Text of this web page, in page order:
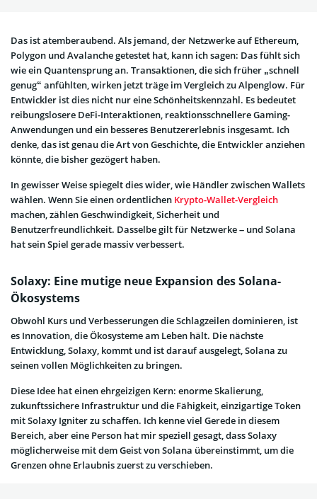
Das ist atemberaubend. Als jemand, der Netzwerke auf Ethereum,
Polygon und Avalanche getestet hat, kann ich sagen: Das fühlt sich
wie ein Quantensprung an. Transaktionen, die sich früher „schnell
genug“ anfühlten, wirken jetzt träge im Vergleich zu Alpenglow. Für
Entwickler ist dies nicht nur eine Schönheitskennzahl. Es bedeutet
reibungslosere DeFi-Interaktionen, reaktionsschnellere Gaming-
Anwendungen und ein besseres Benutzererlebnis insgesamt. Ich
denke, das ist genau die Art von Geschichte, die Entwickler anziehen
könnte, die bisher gezögert haben.
In gewisser Weise spiegelt dies wider, wie Händler zwischen Wallets
wählen. Wenn Sie einen ordentlichen Krypto-Wallet-Vergleich
machen, zählen Geschwindigkeit, Sicherheit und
Benutzerfreundlichkeit. Dasselbe gilt für Netzwerke – und Solana
hat sein Spiel gerade massiv verbessert.
Solaxy: Eine mutige neue Expansion des Solana-
Ökosystems
Obwohl Kurs und Verbesserungen die Schlagzeilen dominieren, ist
es Innovation, die Ökosysteme am Leben hält. Die nächste
Entwicklung, Solaxy, kommt und ist darauf ausgelegt, Solana zu
seinen vollen Möglichkeiten zu bringen.
Diese Idee hat einen ehrgeizigen Kern: enorme Skalierung,
zukunftssichere Infrastruktur und die Fähigkeit, einzigartige Token
mit Solaxy Igniter zu schaffen. Ich kenne viel Gerede in diesem
Bereich, aber eine Person hat mir speziell gesagt, dass Solaxy
möglicherweise mit dem Geist von Solana übereinstimmt, um die
Grenzen ohne Erlaubnis zuerst zu verschieben.